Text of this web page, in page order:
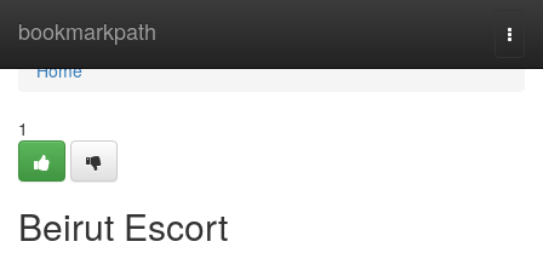
bookmarkpath
Home
Home
1
Beirut Escort